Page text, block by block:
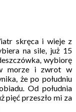
skręca i wieje z
na sile, już 15
wybiorę
morze i zwrot w
że po południu
Od południa
pięć przeszło mi za